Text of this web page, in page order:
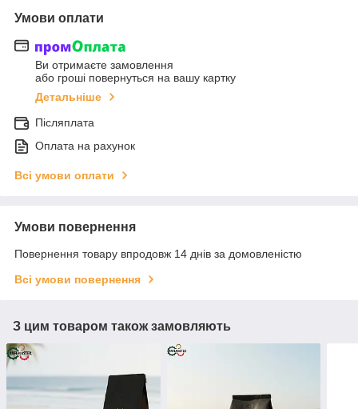
Умови оплати
Ви отримаєте замовлення
або гроші повернуться на вашу картку
Детальніше
Післяплата
Оплата на рахунок
Всі умови оплати
Умови повернення
Повернення товару впродовж 14 днів за домовленістю
Всі умови повернення
З цим товаром також замовляють